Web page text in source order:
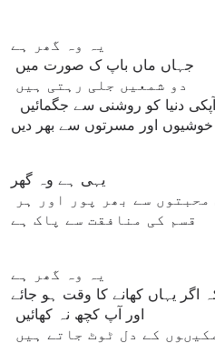
یہ وہ گھر ہے
جہاں ماں باپ ک صورت میں
دو شمعیں جلی رہتی ہیں
اور مسرتوں سے بھر دیں
یہی ہے وہ گھر
قسم کی منافقت سے پاک ہے
اگر یہاں کھانے کا وقت ہو جائے
اور آپ کچھ نہ کھائیں